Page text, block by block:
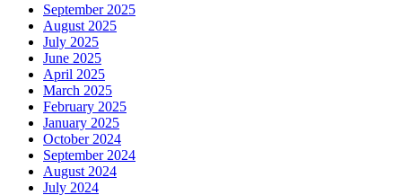
September 2025
August 2025
July 2025
June 2025
April 2025
March 2025
February 2025
January 2025
October 2024
September 2024
August 2024
July 2024